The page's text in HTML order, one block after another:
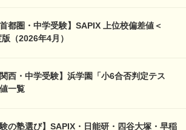
都圏・中学受験】SAPIX 上位校偏差値＜
（2026年4月）
西・中学受験】浜学園「小6合否判定テス
一覧
験の塾選び】SAPIX・日能研・四谷大塚・早稲